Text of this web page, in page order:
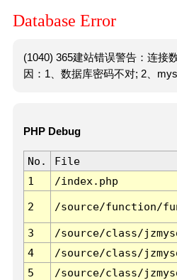
Database Error
(1040) 365建站错误警告：连接
因：1、数据库密码不对; 2、
PHP Debug
No. File
1
/index.php
2 /source/function/
3 /source/class/
4
/source/class/
5
/source/class/